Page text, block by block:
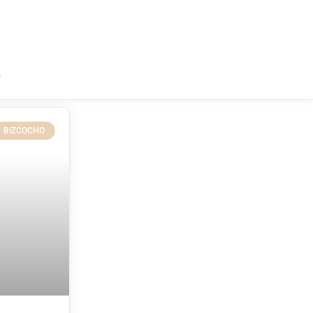
BIZCOCHO